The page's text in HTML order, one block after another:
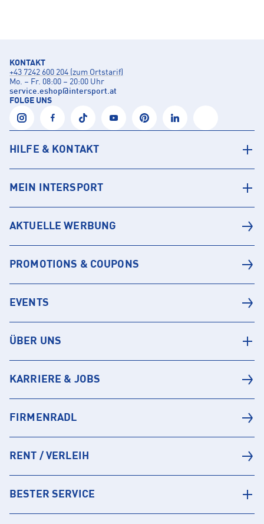
KONTAKT
+43 7242 600 204 (zum Ortstarif)
Mo. – Fr. 08:00 – 20:00 Uhr
service.eshop@intersport.at
FOLGE UNS
HILFE & KONTAKT
MEIN INTERSPORT
AKTUELLE WERBUNG
PROMOTIONS & COUPONS
EVENTS
ÜBER UNS
KARRIERE & JOBS
FIRMENRADL
RENT / VERLEIH
BESTER SERVICE